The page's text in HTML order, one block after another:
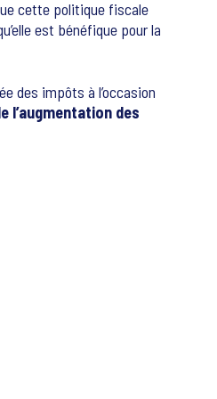
cette politique fiscale
est bénéfique pour la
des impôts à l’occasion
l’augmentation des